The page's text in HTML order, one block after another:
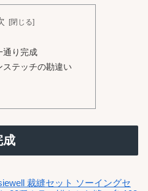
通り完成
ステッチの勘違い
成
裁縫セット ソーイングセ